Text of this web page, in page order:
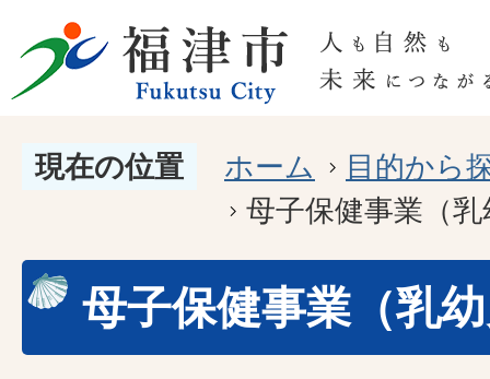
現在の位置 ホーム
目的から
母子保健事業（
母子保健事業（乳